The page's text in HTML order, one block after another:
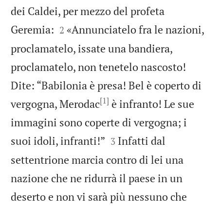
dei Caldei, per mezzo del profeta
Geremia: 

2 «Annunciatelo fra le nazioni,
proclamatelo, issate una bandiera,
proclamatelo, non tenetelo nascosto!
Dite: “Babilonia è presa! Bel è coperto di
vergogna, Merodac[1] è infranto! Le sue
immagini sono coperte di vergogna; i
suoi idoli, infranti!” 

3 Infatti dal
settentrione marcia contro di lei una
nazione che ne ridurrà il paese in un
deserto e non vi sarà più nessuno che